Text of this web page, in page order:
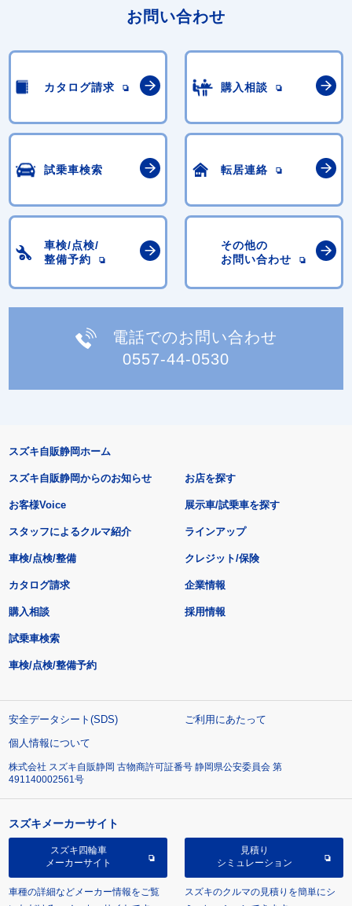
お問い合わせ
カタログ請求 購入相談
試乗車検索 転居連絡
車検/点検/
整備予約
その他の
お問い合わせ
電話でのお問い合わせ
0557-44-0530
スズキ自販静岡ホーム
スズキ自販静岡からのお知らせ
お客様Voice
スタッフによるクルマ紹介
お店を探す
展示車/試乗車を探す
ラインアップ
車検/点検/整備 クレジット/保険
カタログ請求
購入相談
試乗車検索
車検/点検/整備予約
企業情報
採用情報
安全データシート(SDS)
ご利用にあたって
個人情報について
株式会社 スズキ自販静岡 古物商許可証番号 静岡県公安委員会 第
491140002561号
スズキメーカーサイト
スズキ四輪車
メーカーサイト
車種の詳細などメーカー情報をご覧
見積り
シミュレーション
スズキのクルマの見積りを簡単にシ